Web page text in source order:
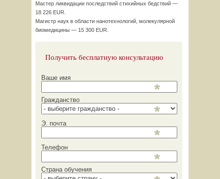
Мастер ликвидации последствий стихийных бедствий —
18 226 EUR.
Магистр наук в области нанотехнологий, молекулярной
биомедицины — 15 300 EUR.
Получить бесплатную консультацию
Ваше имя
Гражданство
Э. почта
Телефон
Страна обучения